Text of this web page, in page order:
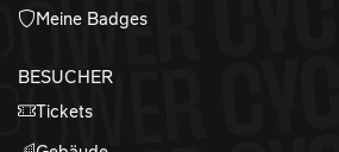
Meine Badges
BESUCHER
Tickets